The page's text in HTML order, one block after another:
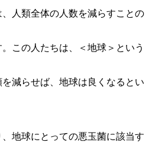
人類全体の人数を減らすことの
この人たちは、＜地球＞という
減らせば、地球は良くなるとい
地球にとっての悪玉菌に該当す